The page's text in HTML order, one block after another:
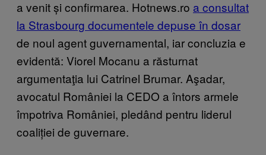
a venit și confirmarea. Hotnews.ro a consultat
la Strasbourg documentele depuse în dosar
de noul agent guvernamental, iar concluzia e
evidentă: Viorel Mocanu a răsturnat
argumentaţia lui Catrinel Brumar. Aşadar,
avocatul României la CEDO a întors armele
împotriva României, pledând pentru liderul
coaliției de guvernare.